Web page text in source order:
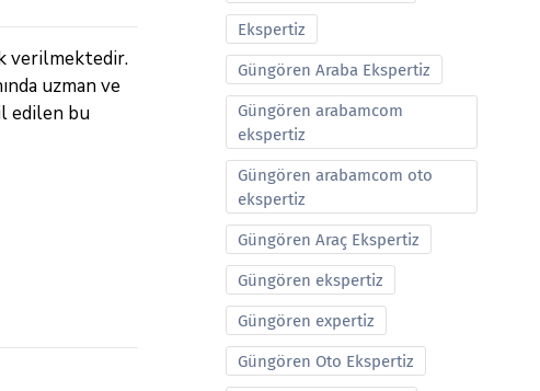
verilmektedir.
uzman ve
edilen bu
Ekspertiz
Güngören Araba Ekspertiz
Güngören arabamcom
ekspertiz
Güngören arabamcom oto
ekspertiz
Güngören Araç Ekspertiz
Güngören ekspertiz
Güngören expertiz
Güngören Oto Ekspertiz